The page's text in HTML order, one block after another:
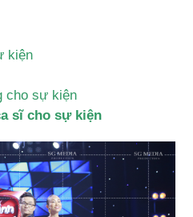
kiện
cho sự kiện
sĩ cho sự kiện